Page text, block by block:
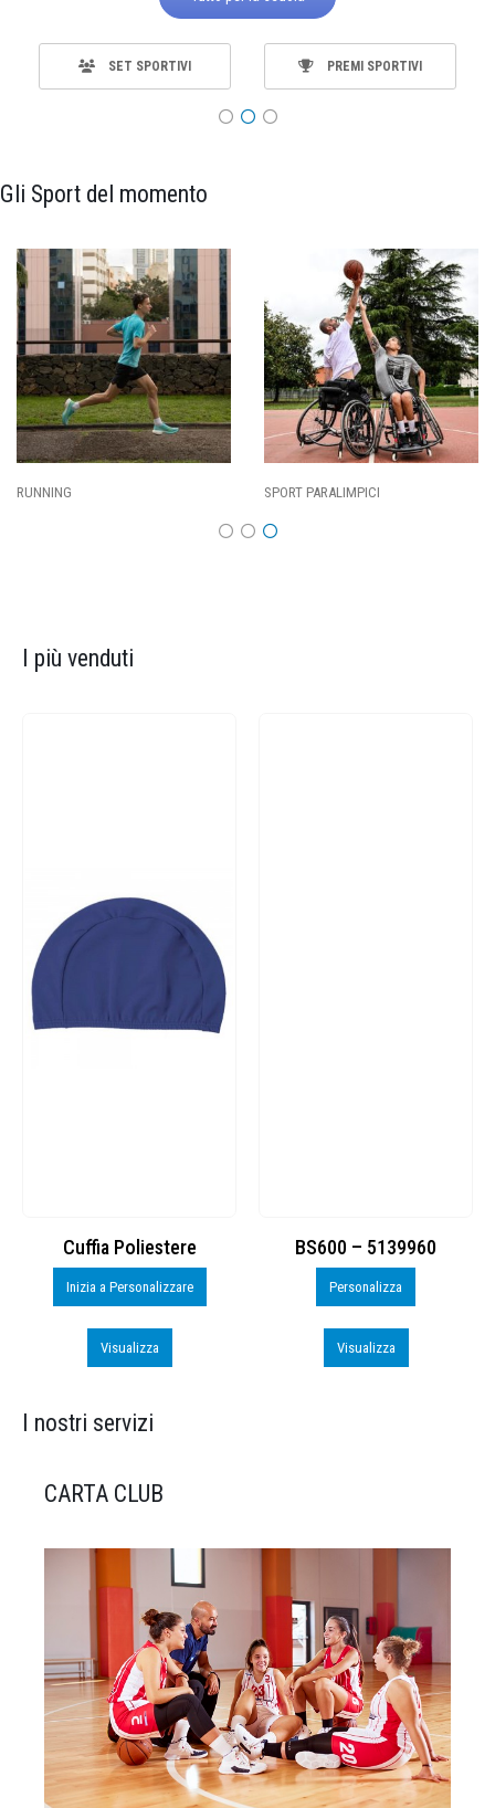
SET SPORTIVI PREMI SPORTIVI
Gli Sport del momento
SPORT PARALIMPICI
I più venduti
Cuffia Poliestere
Inizia a Personalizzare
Visualizza
BS600 – 5139960
Personalizza
Visualizza
I nostri servizi
CARTA CLUB